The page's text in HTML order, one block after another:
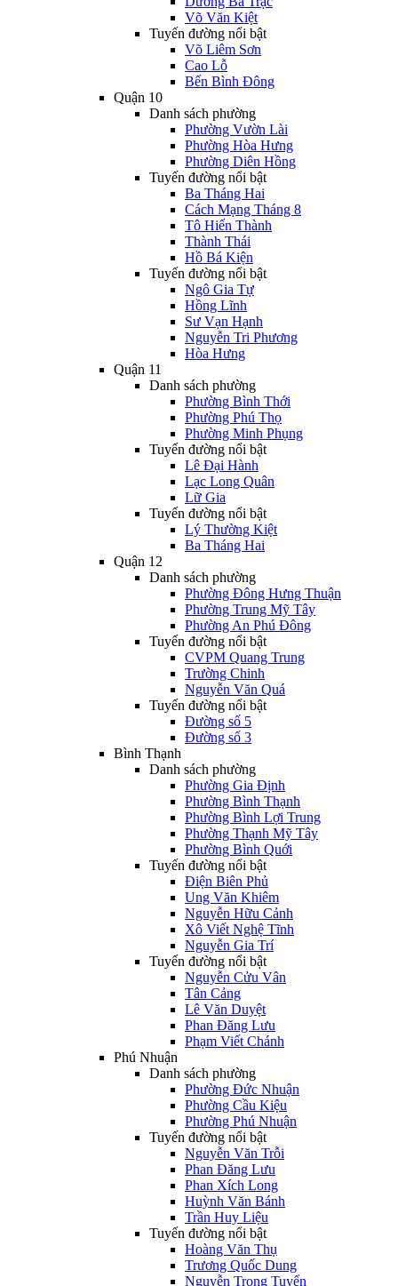
Võ Văn Kiệt
Tuyến đường nổi bật
Võ Liêm Sơn
Cao Lỗ
Bến Bình Đông
Quận 10
Danh sách phường
Phường Vườn Lài
Phường Hòa Hưng
Phường Diên Hồng
Tuyến đường nổi bật
Ba Tháng Hai
Cách Mạng Tháng 8
Tô Hiến Thành
Thành Thái
Hồ Bá Kiện
Tuyến đường nổi bật
Ngô Gia Tự
Hồng Lĩnh
Sư Vạn Hạnh
Nguyễn Tri Phương
Hòa Hưng
Quận 11
Danh sách phường
Phường Bình Thới
Phường Phú Thọ
Phường Minh Phụng
Tuyến đường nổi bật
Lê Đại Hành
Lạc Long Quân
Lữ Gia
Tuyến đường nổi bật
Lý Thường Kiệt
Ba Tháng Hai
Quận 12
Danh sách phường
Phường Đông Hưng Thuận
Phường Trung Mỹ Tây
Phường An Phú Đông
Tuyến đường nổi bật
CVPM Quang Trung
Trường Chinh
Nguyễn Văn Quá
Tuyến đường nổi bật
Đường số 5
Đường số 3
Bình Thạnh
Danh sách phường
Phường Gia Định
Phường Bình Thạnh
Phường Bình Lợi Trung
Phường Thạnh Mỹ Tây
Phường Bình Quới
Tuyến đường nổi bật
Điện Biên Phủ
Ung Văn Khiêm
Nguyễn Hữu Cảnh
Xô Viết Nghệ Tĩnh
Nguyễn Gia Trí
Tuyến đường nổi bật
Nguyễn Cửu Vân
Tân Cảng
Lê Văn Duyệt
Phan Đăng Lưu
Phạm Viết Chánh
Phú Nhuận
Danh sách phường
Phường Đức Nhuận
Phường Cầu Kiệu
Phường Phú Nhuận
Tuyến đường nổi bật
Nguyễn Văn Trỗi
Phan Đăng Lưu
Phan Xích Long
Huỳnh Văn Bánh
Trần Huy Liệu
Tuyến đường nổi bật
Hoàng Văn Thụ
Trương Quốc Dung
Nguyễn Trọng Tuyển